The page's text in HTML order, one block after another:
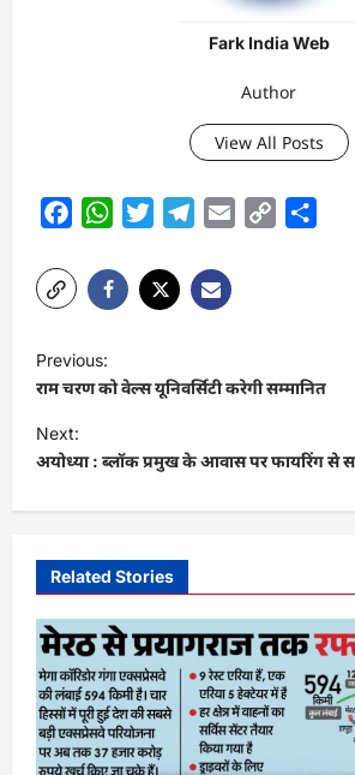
Fark India Web
Author
View All Posts
FacebookWhatsAppTwitterTelegram
Email
Copy
o
s
t
v
g
a
t
i
Previous:
राम चरण को वेल्स यूनिवर्सिटी करेगी सम्मानित
Next:
अयोध्या : ब्लॉक प्रमुख के आवास पर फायरिंग से
Related Stories